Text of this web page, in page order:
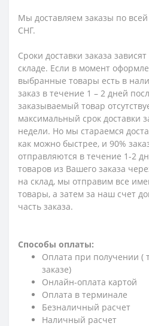
Мы доставляем заказы по
СНГ.
Сроки доставки заказа
складе. Если в момент
выбранные товары есть в
заказ в течение 1 – 2 дней
заказываемый товар
максимальный срок доставки
недели. Но мы стараемся
как можно быстрее, и 90%
отправляются в течение 1-2
товаров из Вашего заказа
на склад, мы отправим все
товары, а затем за наш счет
часть заказа.
Способы оплаты:
Оплата при получении (
заказе)
Онлайн-оплата картой
Оплата в терминале
Безналичный расчет
Наличный расчет